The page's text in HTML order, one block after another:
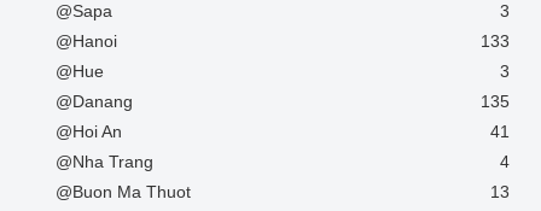
@Sapa
3
@Hanoi
133
@Hue
3
@Danang
135
@Hoi An
41
@Nha Trang
4
@Buon Ma Thuot
13